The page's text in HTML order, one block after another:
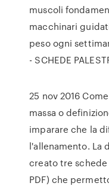
muscoli
macchinari
peso ogni
- SCHEDE
25 nov 2016
massa o
imparare che la
l'allenamento. La
creato tre
PDF) che